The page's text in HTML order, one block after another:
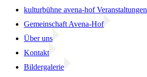
kulturbühne avena-hof Veranstaltungen
Gemeinschaft Avena-Hof
Über uns
Kontakt
Bildergalerie